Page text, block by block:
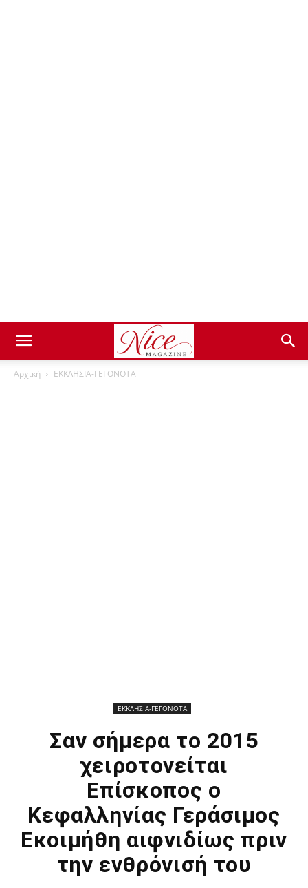
Αρχική ΕΚΚΛΗΣΙΑ-ΓΕΓΟΝΟΤΑ
ΕΚΚΛΗΣΙΑ-ΓΕΓΟΝΟΤΑ
Σαν σήμερα το 2015
χειροτονείται
Επίσκοπος ο
Κεφαλληνίας Γεράσιμος
Εκοιμήθη αιφνιδίως πριν
την ενθρόνισή του